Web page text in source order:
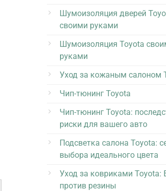
Шумоизоляция дверей
своими руками
Шумоизоляция Toyota
руками
Уход за кожаным салоном
Чип-тюнинг Toyota
Чип-тюнинг Toyota:
риски для вашего авто
Подсветка салона Toyota:
выбора идеального цвета
Уход за ковриками Toyota:
против резины